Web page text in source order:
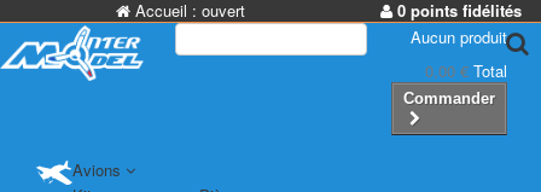
Accueil : ouvert
0 points fidélités
Aucun produit
0,00 € Total
Commander
Avions